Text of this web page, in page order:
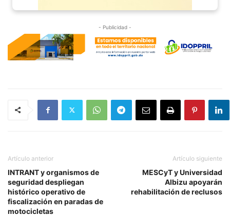
- Publicidad -
Artículo anterior
INTRANT y organismos de
seguridad despliegan
histórico operativo de
fiscalización en paradas de
motocicletas
Artículo siguiente
MESCyT y Universidad
Albizu apoyarán
rehabilitación de reclusos